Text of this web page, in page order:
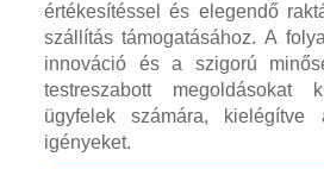
értékesítéssel és elegendő
szállítás támogatásához. A
innováció és a szigorú
testreszabott
ügyfelek számára, kielégítve
igényeket.